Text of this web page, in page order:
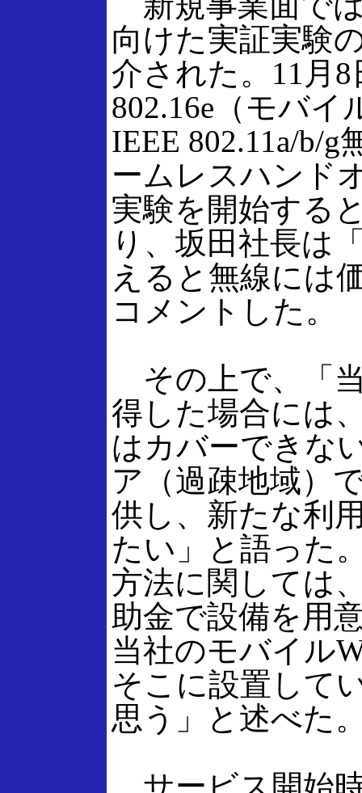
向けた実証実験
介された。11月8
802.16e（モバ
IEEE 802.11a/b/g
ームレスハンド
実験を開始する
り、坂田社長は
えると無線には
コメントした。
その上で、「
得した場合には
はカバーできな
ア（過疎地域）
供し、新たな利
たい」と語った
方法に関しては
助金で設備を用
当社のモバイル
そこに設置して
思う」と述べた